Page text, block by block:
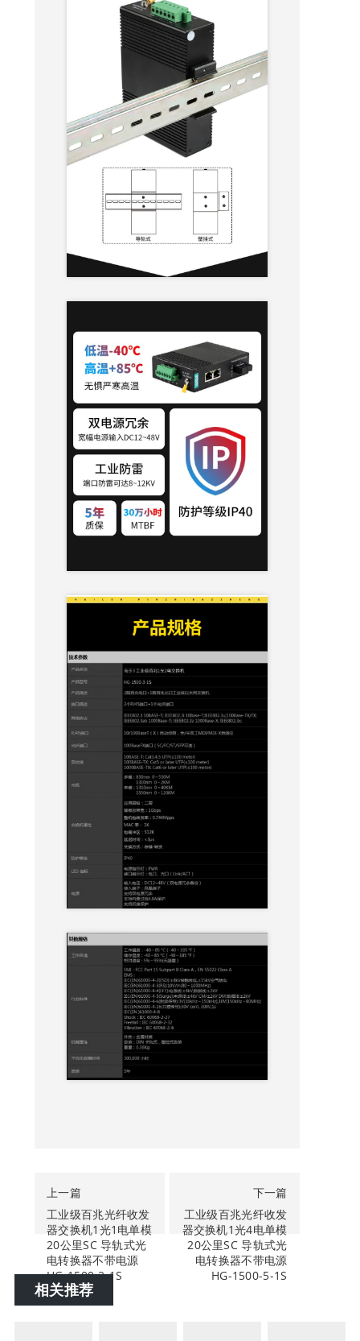
上一篇
工业级百兆光纤收发
器交换机1光1电单模
20公里SC 导轨式光
电转换器不带电源
HG-1500-2-1S
下一篇
工业级百兆光纤收发
器交换机1光4电单模
20公里SC 导轨式光
电转换器不带电源
HG-1500-5-1S
相关推荐